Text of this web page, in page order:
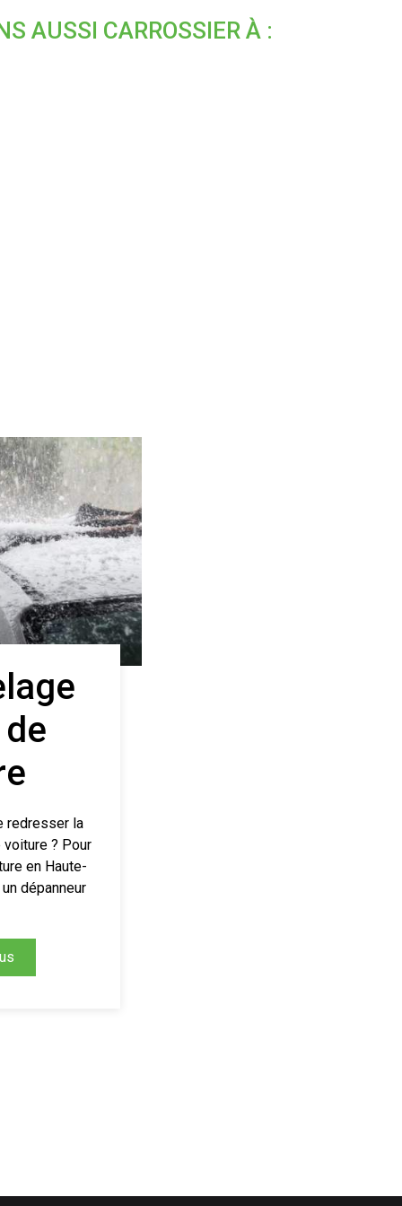
AUSSI CARROSSIER À :
redresser la
? Pour
en Haute-
dépanneur